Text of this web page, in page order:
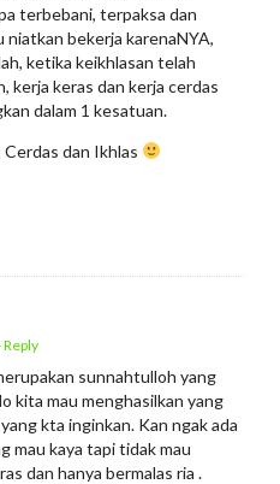
terbebani, terpaksa dan
bekerja karenaNYA,
ketika keikhlasan telah
kerja keras dan kerja cerdas
dalam 1 kesatuan.
Cerdas dan Ikhlas
Reply
sunnahtulloh yang
kita mau menghasilkan yang
kta inginkan. Kan ngak ada
mau kaya tapi tidak mau
dan hanya bermalas ria .